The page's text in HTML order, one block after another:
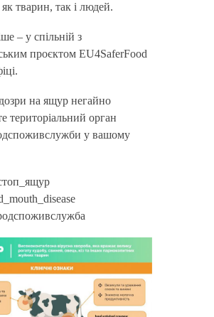
як тварин, так і людей.
– у спільній з
проєктом EU4SaferFood
на ящур негайно
територіальний орган
у вашому